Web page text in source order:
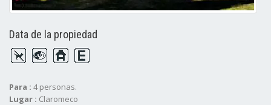
Data de la propiedad
Para : 4 personas.
Lugar : Claromeco